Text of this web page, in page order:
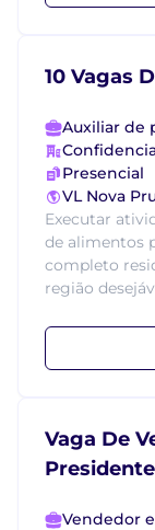
10 Vagas
Auxiliar de
Presencial
VL Nova
Executar
de alimentos
completo
região
Vaga De
Vendedor